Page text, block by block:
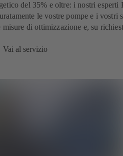
del 35% e oltre: i nostri esperti
le vostre pompe e i vostri
di ottimizzazione e, su
Vai al servizio